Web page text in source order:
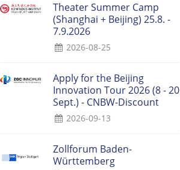
Theater Summer Camp
(Shanghai + Beijing) 25.8. -
7.9.2026
2026-08-25
Apply for the Beijing
Innovation Tour 2026 (8 - 20
Sept.) - CNBW-Discount
2026-09-13
Zollforum Baden-
Württemberg